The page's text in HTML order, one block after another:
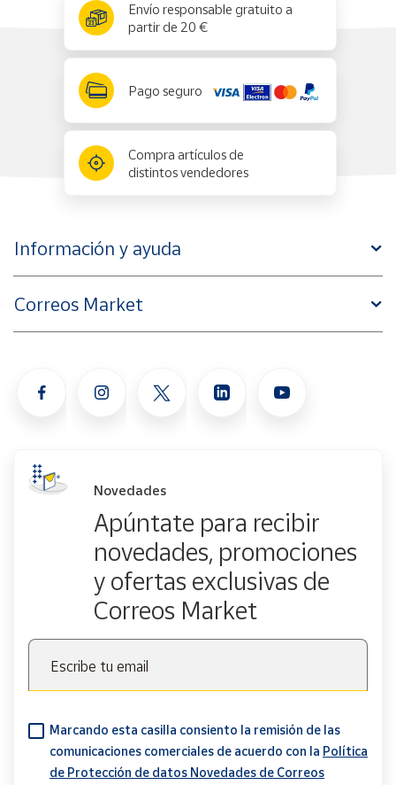
Envío responsable gratuito a
partir de 20 €
Pago seguro
Compra artículos de
distintos vendedores
Información y ayuda
Correos Market
Novedades
Apúntate para recibir
novedades, promociones
y ofertas exclusivas de
Correos Market
Escribe tu email
Marcando esta casilla consiento la remisión de las
comunicaciones comerciales de acuerdo con la Política
de Protección de datos Novedades de Correos